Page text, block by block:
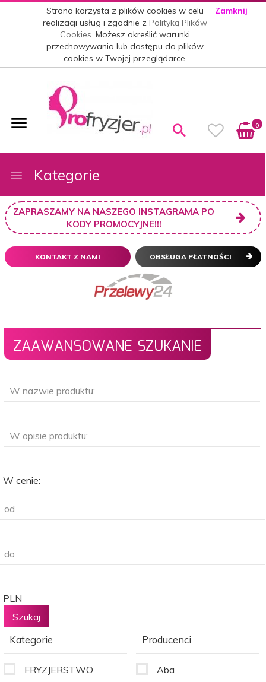
Strona korzysta z plików cookies w celu
realizacji usług i zgodnie zPolityką Plików
Cookies. Możesz określić warunki
przechowywania lub dostępu do plików
cookies w Twojej przeglądarce.
Zamknij
0
Kategorie
ZAPRASZAMY NA NASZEGO INSTAGRAMA PO
KODY PROMOCYJNE!!!
KONTAKT Z NAMI OBSŁUGA PŁATNOŚCI
ZAAWANSOWANE SZUKANIE
W nazwie produktu:
W opisie produktu:
W cenie:
od
do
PLN
Kategorie
FRYZJERSTWO
Producenci
Aba